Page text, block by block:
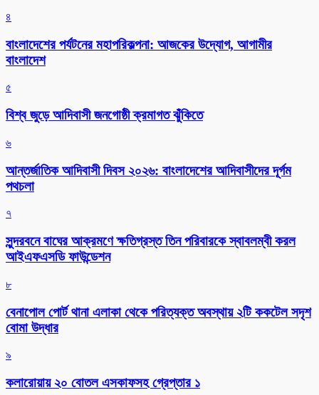
৪
বাংলাদেশের পর্যটনের মহাপরিকল্পনা: আজকের উদ্যোগ, আগামীর
বাংলাদেশ
৫
বিশ্ব জুড়ে আদিবাসী জনগোষ্ঠী ক্রমাগত ঝুঁকিতে
৬
আন্তর্জাতিক আদিবাসী দিবস ২০২৬: বাংলাদেশের আদিবাসীদের দূর্গম
পথচলা
৭
সুন্দরবনে বাঘের আক্রমণে ক্ষতিগ্রস্ত তিন পরিবারকে স্বাবলম্বী করল
আইএফএসডি ফাউন্ডেশন
৮
বেনাপোল পোর্ট থানা এলাকা থেকে পরিত্যক্ত অবস্থায় ২টি ককটেল সদৃশ
বোমা উদ্ধার
৯
কলারোয়ায় ২০ বোতল এসকাফসহ গ্রেপ্তার ১